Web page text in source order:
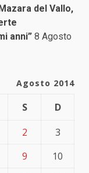
del Vallo,
anni” 8 Agosto
Agosto 2014
S
D
2
3
9
10